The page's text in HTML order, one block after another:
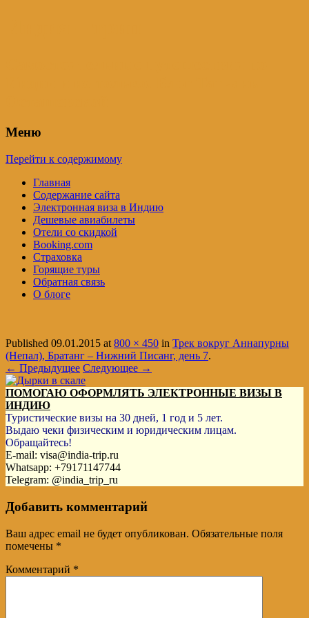
Меню
Перейти к содержимому
Главная
Содержание сайта
Электронная виза в Индию
Дешевые авиабилеты
Отели со скидкой
Booking.com
Страховка
Горящие туры
Обратная связь
О блоге
Published 09.01.2015 at800 × 450 in Трек вокруг Аннапурны
(Непал), Братанг – Нижний Писанг, день 7.
← Предыдущее Следующее →
ПОМОГАЮ ОФОРМЛЯТЬ ЭЛЕКТРОННЫЕ ВИЗЫ В
ИНДИЮ
Туристические визы на 30 дней, 1 год и 5 лет.
Выдаю чеки физическим и юридическим лицам.
Обращайтесь!
E-mail: visa@india-trip.ru
Whatsapp: +79171147744
Telegram: @india_trip_ru
Добавить комментарий
Ваш адрес email не будет опубликован. Обязательные поля
помечены *
Комментарий *